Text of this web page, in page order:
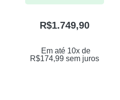
R$1.749,90
Em até 10x de
R$174,99 sem juros